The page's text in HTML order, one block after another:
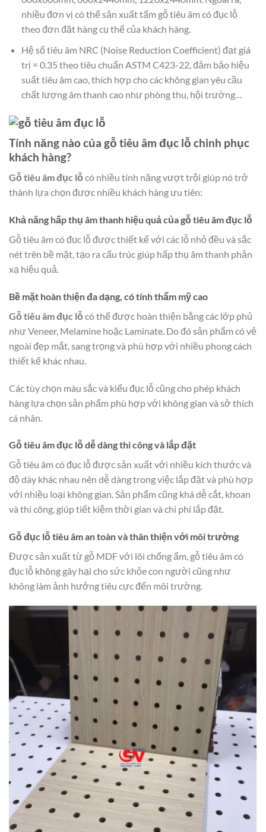
nhiều đơn vị có thể sản xuất tấm gỗ tiêu âm có đục lỗ
theo đơn đặt hàng cụ thể của khách hàng.
Hệ số tiêu âm NRC (Noise Reduction Coefficient) đạt giá
trị = 0.35 theo tiêu chuẩn ASTM C423-22, đảm bảo hiệu
suất tiêu âm cao, thích hợp cho các không gian yêu cầu
chất lượng âm thanh cao như phòng thu, hội trường…
Tính năng nào của gỗ tiêu âm đục lỗ chinh phục
khách hàng?
Gỗ tiêu âm đục lỗ có nhiều tính năng vượt trội giúp nó trở
thành lựa chọn được nhiều khách hàng ưu tiên:
Khả năng hấp thụ âm thanh hiệu quả của gỗ tiêu âm đục lỗ
Gỗ tiêu âm có đục lỗ được thiết kế với các lỗ nhỏ đều và sắc
nét trên bề mặt, tạo ra cấu trúc giúp hấp thụ âm thanh phản
xạ hiệu quả.
Bề mặt hoàn thiện đa dạng, có tính thẩm mỹ cao
Gỗ tiêu âm đục lỗ có thể được hoàn thiện bằng các lớp phủ
như Veneer, Melamine hoặc Laminate. Do đó sản phẩm có vẻ
ngoài đẹp mắt, sang trọng và phù hợp với nhiều phong cách
thiết kế khác nhau.
Các tùy chọn màu sắc và kiểu đục lỗ cũng cho phép khách
hàng lựa chọn sản phẩm phù hợp với không gian và sở thích
cá nhân.
Gỗ tiêu âm đục lỗ dễ dàng thi công và lắp đặt
Gỗ tiêu âm có đục lỗ được sản xuất với nhiều kích thước và
độ dày khác nhau nên dễ dàng trong việc lắp đặt và phù hợp
với nhiều loại không gian. Sản phẩm cũng khá dễ cắt, khoan
và thi công, giúp tiết kiệm thời gian và chi phí lắp đặt.
Gỗ đục lỗ tiêu âm an toàn và thân thiện với môi trường
Được sản xuất từ gỗ MDF với lõi chống ẩm, gỗ tiêu âm có
đục lỗ không gây hại cho sức khỏe con người cũng như
không làm ảnh hưởng tiêu cực đến môi trường.